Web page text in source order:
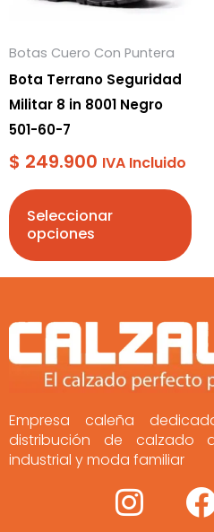
Botas Cuero Con Puntera
Bota Terrano Seguridad
Militar 8 in 8001 Negro
501-60-7
$ 249.900 IVA Incluido
Seleccionar
opciones
opciones
pueden
elegir
en
la
página
de
producto
Empresa caleña
distribución de calzado
industrial y moda familiar
I